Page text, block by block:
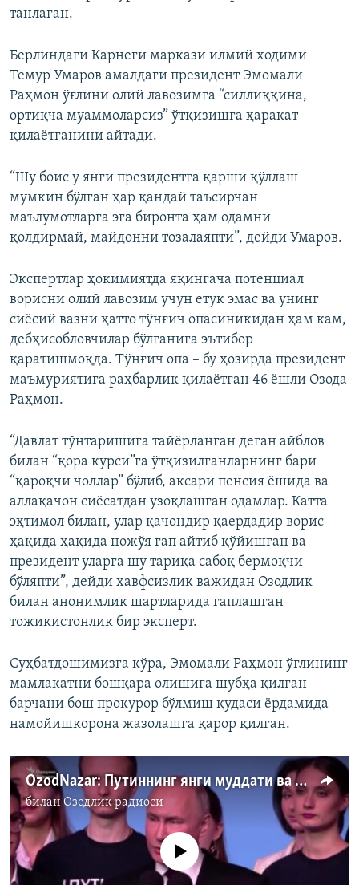
танлаган.
Берлиндаги Карнеги маркази илмий ходими
Темур Умаров амалдаги президент Эмомали
Раҳмон ўғлини олий лавозимга “силлиққина,
ортиқча муаммоларсиз” ўтқизишга ҳаракат
қилаётганини айтади.
“Шу боис у янги президентга қарши қўллаш
мумкин бўлган ҳар қандай таъсирчан
маълумотларга эга биронта ҳам одамни
қолдирмай, майдонни тозалаяпти”, дейди Умаров.
Экспертлар ҳокимиятда яқингача потенциал
ворисни олий лавозим учун етук эмас ва унинг
сиёсий вазни ҳатто тўнғич опасиникидан ҳам кам,
дебҳисобловчилар бўлганига эътибор
қаратишмоқда. Тўнғич опа – бу ҳозирда президент
маъмуриятига раҳбарлик қилаётган 46 ёшли Озода
Раҳмон.
“Давлат тўнтаришига тайёрланган деган айблов
билан “қора курси”га ўтқизилганларнинг бари
“қароқчи чоллар” бўлиб, аксари пенсия ёшида ва
аллақачон сиёсатдан узоқлашган одамлар. Катта
эҳтимол билан, улар қачондир қаердадир ворис
ҳақида ҳақида ножўя гап айтиб қўйишган ва
президент уларга шу тариқа сабоқ бермоқчи
бўляпти”, дейди хавфсизлик важидан Озодлик
билан анонимлик шартларида гаплашган
тожикистонлик бир эксперт.
Суҳбатдошимизга кўра, Эмомали Раҳмон ўғлининг
мамлакатни бошқара олишига шубҳа қилган
барчани бош прокурор бўлмиш қудаси ёрдамида
намойишкорона жазолашга қарор қилган.
OzodNazar: Путиннинг янги муддати ва Марказий Осиё
билан Озодлик радиоси
Айни дамда медиа-манба мавжуд эмас